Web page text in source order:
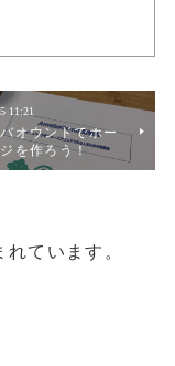
11:21
オウンドでホー
を作ろう！
ています。